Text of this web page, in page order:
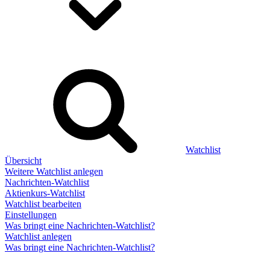
Watchlist
Übersicht
Weitere Watchlist anlegen
Nachrichten-Watchlist
Aktienkurs-Watchlist
Watchlist bearbeiten
Einstellungen
Was bringt eine Nachrichten-Watchlist?
Watchlist anlegen
Was bringt eine Nachrichten-Watchlist?